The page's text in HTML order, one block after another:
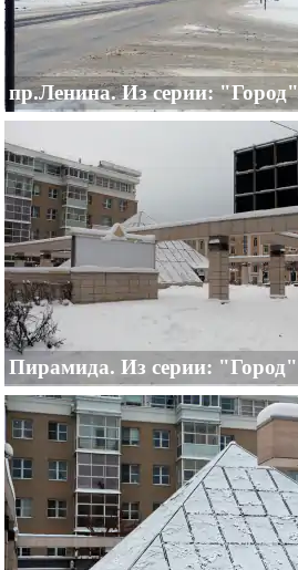
пр.Ленина. Из серии: "Город"
Пирамида. Из серии: "Город"